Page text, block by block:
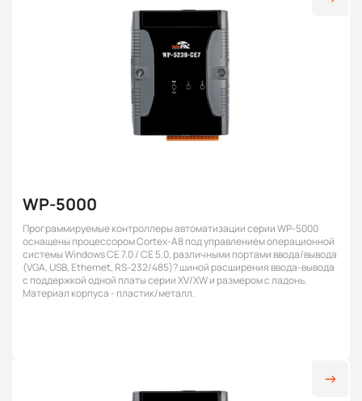
WP-5000
Программируемые контроллеры автоматизации серии WP-5000
оснащены процессором Cortex-A8 под управлением операционной
системы Windows CE 7.0 / CE 5.0, различными портами ввода/вывода
(VGA, USB, Ethernet, RS-232/485)? шиной расширения ввода-вывода
с поддержкой одной платы серии XV/XW и размером с ладонь.
Материал корпуса - пластик/металл.